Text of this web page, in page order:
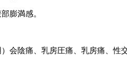
膨満感。
陰痛、乳房圧痛、乳房痛、性